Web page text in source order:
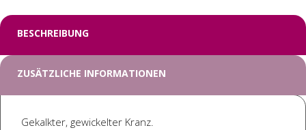
BESCHREIBUNG
ZUSÄTZLICHE INFORMATIONEN
Gekalkter, gewickelter Kranz.